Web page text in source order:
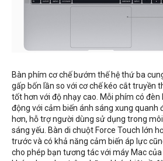
Bàn phím cơ chế bướm thế hệ thứ ba
gấp bốn lần so với cơ chế kéo cắt truyền
tốt hơn với độ nhạy cao. Mỗi phím có đèn
động với cảm biến ánh sáng xung quanh
hơn, hỗ trợ người dùng sử dụng trong
sáng yếu. Bàn di chuột Force Touch lớn
trước và có khả năng cảm biến áp lực
cho phép bạn tương tác với máy Mac